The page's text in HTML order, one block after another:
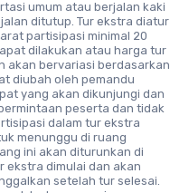
umum atau berjalan kaki
ditutup. Tur ekstra diatur
partisipasi minimal 20
dilakukan atau harga tur
akan bervariasi berdasarkan
diubah oleh pemandu
yang akan dikunjungi dan
peserta dan tidak
dalam tur ekstra
menunggu di ruang
ini akan diturunkan di
ekstra dimulai dan akan
setelah tur selesai.